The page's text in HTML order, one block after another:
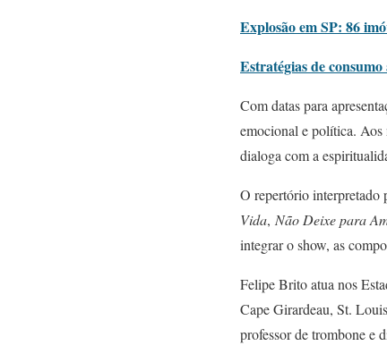
Explosão em SP: 86
Estratégias de
Com datas para
emocional e política.
dialoga com a
O repertório interpretado
Vida, Não Deixe para
integrar o show, as
Felipe Brito atua nos
Cape Girardeau, St.
professor de trombone e